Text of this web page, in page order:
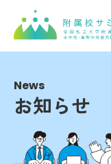
News
お知らせ